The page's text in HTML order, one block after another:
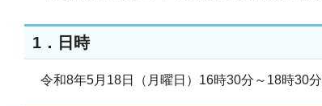
1．日時
令和8年5月18日（月曜日）16時30分～18時30分